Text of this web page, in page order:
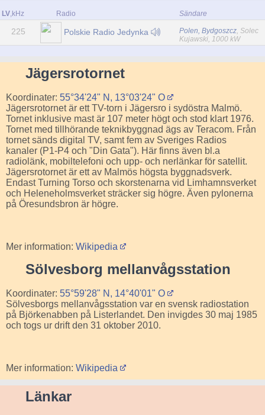
LV,kHz Radio Sändare
225 Polskie Radio Jedynka Polen, Bydgoszcz, Solec
Kujawski, 1000 kW
Jägersrotornet
Koordinater: 55°34'24" N, 13°03'24" O
Jägersrotornet är ett TV-torn i Jägersro i sydöstra Malmö.
Tornet inklusive mast är 107 meter högt och stod klart 1976.
Tornet med tillhörande teknikbyggnad ägs av Teracom. Från
tornet sänds digital TV, samt fem av Sveriges Radios
kanaler (P1-P4 och "Din Gata"). Här finns även bl.a
radiolänk, mobiltelefoni och upp- och nerlänkar för satellit.
Jägersrotornet är ett av Malmös högsta byggnadsverk.
Endast Turning Torso och skorstenarna vid Limhamnsverket
och Heleneholmsverket sträcker sig högre. Även pylonerna
på Öresundsbron är högre.
Mer information: Wikipedia
Sölvesborg mellanvågsstation
Koordinater: 55°59'28" N, 14°40'01" O
Sölvesborgs mellanvågsstation var en svensk radiostation
på Björkenabben på Listerlandet. Den invigdes 30 maj 1985
och togs ur drift den 31 oktober 2010.
Mer information: Wikipedia
Länkar